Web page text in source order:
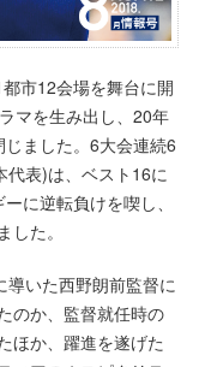
市12会場を舞台に開
マを生み出し、20年
ました。6大会連続6
代表)は、ベスト16に
に逆転負けを喫し、
た。
いた西野朗前監督に
のか、監督就任時の
ほか、躍進を遂げた